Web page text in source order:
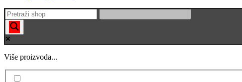
Više proizvoda...